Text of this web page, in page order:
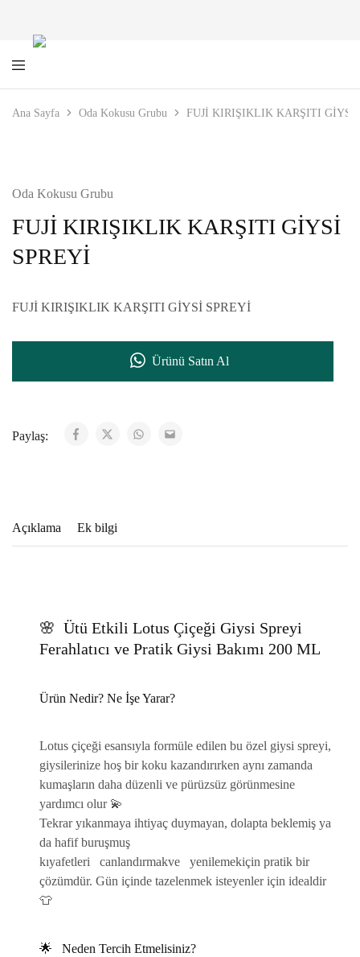
Ilgaz
Asırlık
Ana Sayfa Oda Kokusu Grubu FUJİ KIRIŞIKLIK KARŞITI GİYSİ
Oda Kokusu Grubu
FUJİ KIRIŞIKLIK KARŞITI GİYSİ
SPREYİ
FUJİ KIRIŞIKLIK KARŞITI GİYSİ SPREYİ
Ürünü Satın Al
Paylaş:
Açıklama Ek bilgi
🌸 Ütü Etkili Lotus Çiçeği Giysi Spreyi
Ferahlatıcı ve Pratik Giysi Bakımı 200 ML
Ürün Nedir? Ne İşe Yarar?
Lotus çiçeği esansıyla formüle edilen bu özel giysi spreyi,
giysilerinize hoş bir koku kazandırırken aynı zamanda
kumaşların daha düzenli ve pürüzsüz görünmesine
yardımcı olur 💫
Tekrar yıkanmaya ihtiyaç duymayan, dolapta beklemiş ya
da hafif buruşmuş
kıyafetleri canlandırmakve yenilemekiçin pratik bir
çözümdür. Gün içinde tazelenmek isteyenler için idealdir
👕
🌟 Neden Tercih Etmelisiniz?